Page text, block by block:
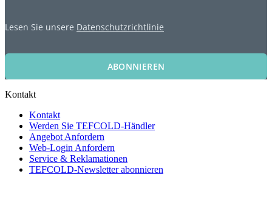
Lesen Sie unsere Datenschutzrichtlinie
ABONNIEREN
Kontakt
Kontakt
Werden Sie TEFCOLD-Händler
Angebot Anfordern
Web-Login Anfordern
Service & Reklamationen
TEFCOLD-Newsletter abonnieren